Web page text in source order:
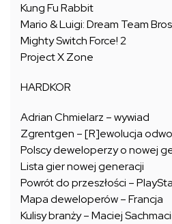
Kung Fu Rabbit
Mario & Luigi: Dream Team
Mighty Switch Force! 2
Project X Zone
HARDKOR
Adrian Chmielarz – wywiad
Zgrentgen – [R]ewolucja
Polscy deweloperzy o nowej
Lista gier nowej generacji
Powrót do przeszłości –
Mapa deweloperów – Francja
Kulisy branży – Maciej